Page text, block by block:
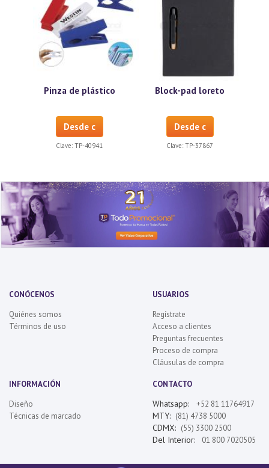
Pinza de plástico
Desde c
Clave: TP-40941
Block-pad loreto
Desde c
Clave: TP-37867
CONÓCENOS
Quiénes somos
Términos de uso
USUARIOS
Regístrate
Acceso a clientes
Preguntas frecuentes
Proceso de compra
Cláusulas de compra
INFORMACIÓN
Diseño
Técnicas de marcado
CONTACTO
Whatsapp: +52 81 11764917
MTY: (81) 4738 5000
CDMX: (55) 3300 2500
Del Interior: 01 800 7020505